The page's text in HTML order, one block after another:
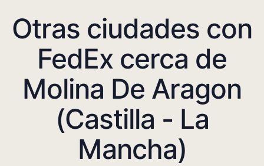
Otras ciudades con
FedEx cerca de
Molina De Aragon
(Castilla - La
Mancha)